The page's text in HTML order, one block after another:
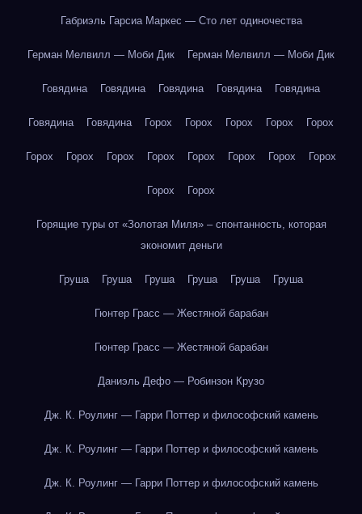
Габриэль Гарсиа Маркес — Сто лет одиночества
Герман Мелвилл — Моби Дик Герман Мелвилл — Моби Дик
Говядина Говядина Говядина Говядина Говядина
Говядина Говядина Горох Горох Горох Горох Горох
Горох Горох Горох Горох Горох Горох Горох Горох
Горох Горох
Горящие туры от «Золотая Миля» – спонтанность, которая
экономит деньги
Груша Груша Груша Груша Груша Груша
Гюнтер Грасс — Жестяной барабан
Гюнтер Грасс — Жестяной барабан
Даниэль Дефо — Робинзон Крузо
Дж. К. Роулинг — Гарри Поттер и философский камень
Дж. К. Роулинг — Гарри Поттер и философский камень
Дж. К. Роулинг — Гарри Поттер и философский камень